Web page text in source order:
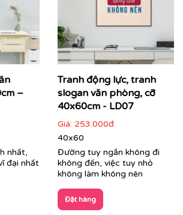
tranh động lực theo yêu cầu cho
khách hàng
slogan:Những câu nói truyền
thông điệp kinh doanh cốt lõi được
cách typography hiện đại, mạnh mẽ.
hảo để thúc đẩy tinh thần làm
và nhắc nhở nhân viên về mục tiêu
–
nhất,
đại nhất
Tranh động lực, tranh
slogan văn phòng, cỡ
40x60cm - LD07
Giá: 253.000đ
40x60
Đường tuy ngắn không đi
không đến, việc tuy nhỏ
không làm không nên
Đặt hàng